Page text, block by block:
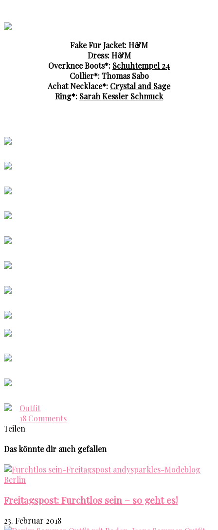
Fake Fur Jacket: H&M
Dress: H&M
Overknee Boots*: Schuhtempel 24
Collier*: Thomas Sabo
Achat Necklace*: Crystal and Sage
Ring*: Sarah Kessler Schmuck
Outfit
18 Comments
Teilen
Das könnte dir auch gefallen
Freitagspost: Furchtlos sein – so geht es!
23. Februar 2018